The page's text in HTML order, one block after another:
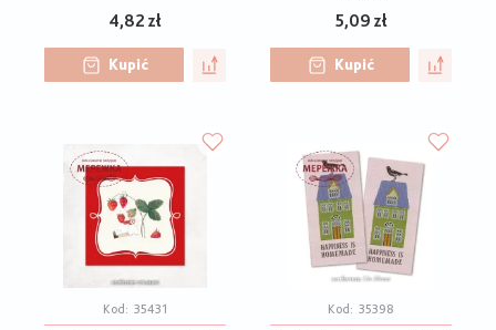
4,82 zł
Kupić
5,09 zł
Kupić
Kod: 35431 Kod: 35398